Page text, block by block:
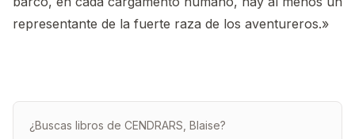
representante de la fuerte raza de los aventureros.»
¿Buscas libros de CENDRARS, Blaise?